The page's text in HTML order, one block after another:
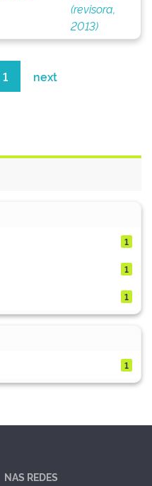
(revisora,
2013)
1 next
1
1
1
1
NAS REDES